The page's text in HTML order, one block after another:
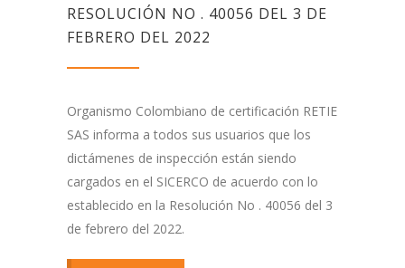
RESOLUCIÓN NO . 40056 DEL 3 DE
FEBRERO DEL 2022
Organismo Colombiano de certificación RETIE
SAS informa a todos sus usuarios que los
dictámenes de inspección están siendo
cargados en el SICERCO de acuerdo con lo
establecido en la Resolución No . 40056 del 3
de febrero del 2022.